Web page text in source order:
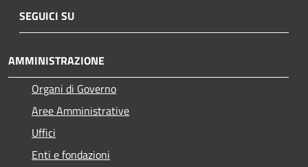
SEGUICI SU
AMMINISTRAZIONE
Organi di Governo
Aree Amministrative
Uffici
Enti e fondazioni